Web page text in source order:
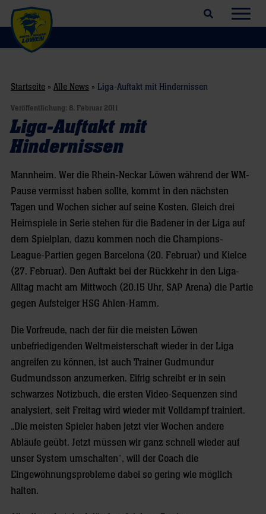
Suchfeld öffnen
Startseite » Alle News » Liga-Auftakt mit Hindernissen
Veröffentlichung: 8. Februar 2011
Liga-Auftakt mit
Hindernissen
Mannheim. Wer die Rhein-Neckar Löwen während der WM-
Pause vermisst haben sollte, kommt in den nächsten
Tagen und Wochen sicher auf seine Kosten. Gleich drei
Heimspiele in Serie stehen für die Badener in der Liga auf
dem Spielplan, dazu kommen noch die Champions-
League-Partien gegen Barcelona (20. Februar) und Kielce
(27. Februar). Den Auftakt bei der Rückkehr in den Liga-
Alltag macht am Mittwoch (20.15 Uhr, SAP Arena) die Partie
gegen Aufsteiger HSG Ahlen-Hamm.
Die Vorfreude, nach der für die meisten Löwen
unbefriedigenden Weltmeisterschaft wieder in der Liga
angreifen zu können, ist auch Trainer Gudmundur
Gudmundsson anzumerken. Eifrig schreibt er in sein
schwarzes Notizbuch, die ersten Video-Sequenzen sind
analysiert, seit Freitag wird wieder mit Volldampf trainiert.
„Die meisten Spieler haben jetzt vier Wochen andere
Abläufe geübt. Jetzt müssen wir ganz schnell wieder auf
unser System umschalten“, will der Coach die
Eingewöhnungsprobleme dabei so gering wie möglich
halten.